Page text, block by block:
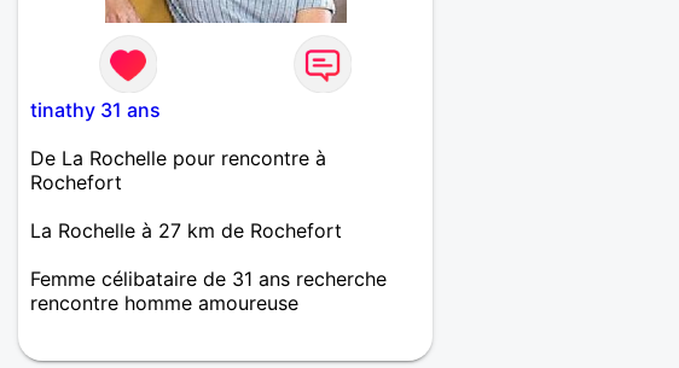
tinathy 31 ans
De La Rochelle pour rencontre à
Rochefort
La Rochelle à 27 km de Rochefort
Femme célibataire de 31 ans recherche
rencontre homme amoureuse